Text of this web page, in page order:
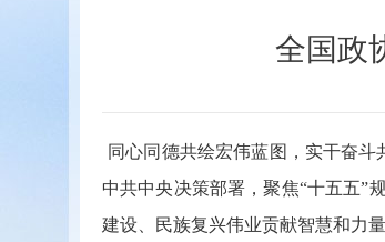
全国政
同心同德共绘宏伟蓝图，实干奋
中共中央决策部署，聚焦“十五五”
建设、民族复兴伟业贡献智慧和力量